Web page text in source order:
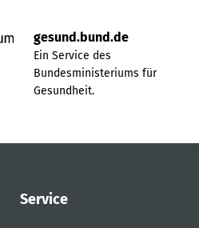
gesund.bund.de
Ein Service des
Bundesministeriums für
Gesundheit.
Service